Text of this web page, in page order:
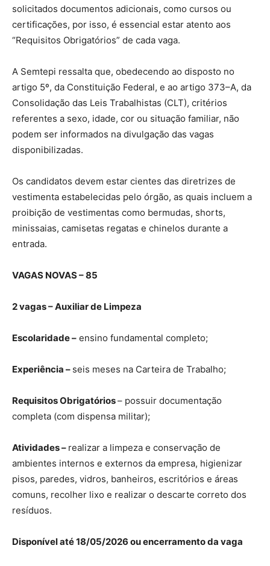
solicitados documentos adicionais, como cursos ou
certificações, por isso, é essencial estar atento aos
“Requisitos Obrigatórios” de cada vaga.
A Semtepi ressalta que, obedecendo ao disposto no
artigo 5º, da Constituição Federal, e ao artigo 373–A, da
Consolidação das Leis Trabalhistas (CLT), critérios
referentes a sexo, idade, cor ou situação familiar, não
podem ser informados na divulgação das vagas
disponibilizadas.
Os candidatos devem estar cientes das diretrizes de
vestimenta estabelecidas pelo órgão, as quais incluem a
proibição de vestimentas como bermudas, shorts,
minissaias, camisetas regatas e chinelos durante a
entrada.
VAGAS NOVAS – 85
2 vagas – Auxiliar de Limpeza
Escolaridade – ensino fundamental completo;
Experiência – seis meses na Carteira de Trabalho;
Requisitos Obrigatórios– possuir documentação
completa (com dispensa militar);
Atividades – realizar a limpeza e conservação de
ambientes internos e externos da empresa, higienizar
pisos, paredes, vidros, banheiros, escritórios e áreas
comuns, recolher lixo e realizar o descarte correto dos
resíduos.
Disponível até 18/05/2026 ou encerramento da vaga